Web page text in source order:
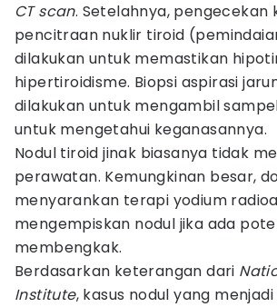
CT scan. Setelahnya, pengecekan
pencitraan nuklir tiroid
dilakukan untuk memastikan
hipertiroidisme. Biopsi aspirasi
dilakukan untuk mengambil
untuk mengetahui keganasannya.
Nodul tiroid jinak biasanya tidak
perawatan. Kemungkinan besar,
menyarankan terapi yodium
mengempiskan nodul jika ada
membengkak.
Berdasarkan keterangan dari
Institute, kasus nodul yang